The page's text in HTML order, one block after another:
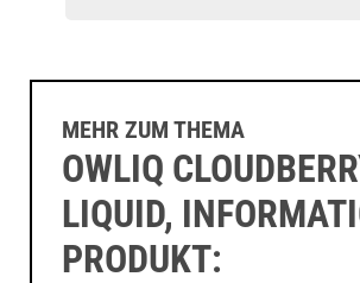
MEHR ZUM THEMA
OWLIQ
LIQUID,
PRODUKT: